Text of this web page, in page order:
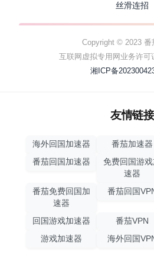
丝滑连招
Copyright © 2023 番
互联网虚拟专用网业务许可
湘ICP备
友情链接
海外回国加速器 番茄加速器
番茄回国加速器
免费回国游戏
速器
番茄免费回国加
速器
番茄回国
回国游戏加速器
番茄VPN
游戏加速器
海外回国